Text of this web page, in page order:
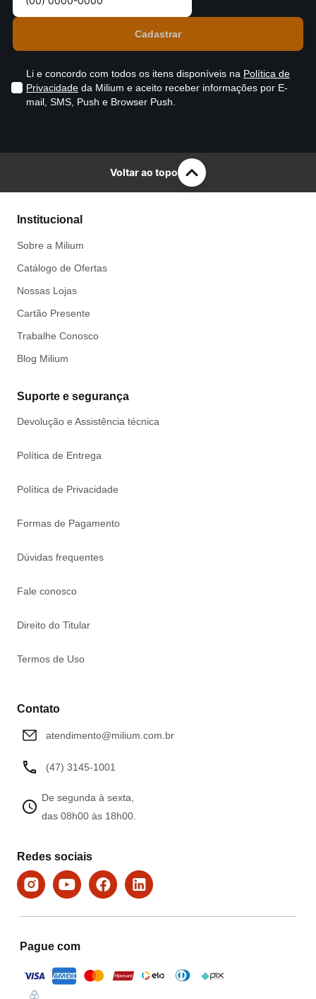
Li e concordo com todos os itens disponíveis na Política de
Privacidade da Milium e aceito receber informações por E-
mail, SMS, Push e Browser Push.
Voltar ao topo
Institucional
Sobre a Milium
Catálogo de Ofertas
Nossas Lojas
Cartão Presente
Trabalhe Conosco
Blog Milium
Suporte e segurança
Devolução e Assistência técnica
Política de Entrega
Política de Privacidade
Formas de Pagamento
Dúvidas frequentes
Fale conosco
Direito do Titular
Termos de Uso
Contato
atendimento@milium.com.br
(47) 3145-1001
De segunda à sexta,
das 08h00 às 18h00.
Redes sociais
Pague com